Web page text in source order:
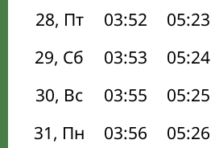
28, Пт
03:52 05:23
29, Сб
03:53 05:24
30, Вс
03:55 05:25
31, Пн
03:56 05:26